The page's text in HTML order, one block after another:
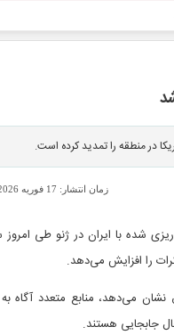
در منطقه را تمدید کرده است.
زمان انتشار: 17 فوریه 2026 - 08:36 ق.ظ -
شده با ایران در ژنو طی
را افزایش می‌دهد.
نشان می‌دهد، منابع متعدد آگاه
جابجایی هستند.